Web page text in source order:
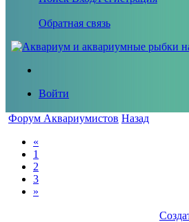
Обратная связь
Войти
Форум Аквариумистов Назад
«
1
2
3
»